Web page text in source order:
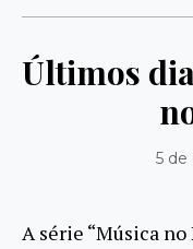
Últimos
5 de
A série “Música